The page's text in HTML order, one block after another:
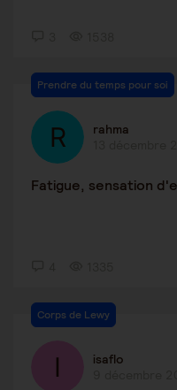
Prendre du temps pour soi
rahma
Fatigue, sensation
Corps de Lewy
isaflo